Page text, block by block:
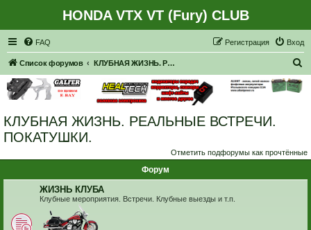
HONDA VTX VT (Fury) CLUB
FAQ Вход
Регистрация
Список форумов КЛУБНАЯ ЖИЗНЬ. РЕАЛЬНЫЕ ВСТРЕЧИ. ПОКАТУШКИ.
КЛУБНАЯ ЖИЗНЬ. РЕАЛЬНЫЕ ВСТРЕЧИ.
ПОКАТУШКИ.
Отметить подфорумы как прочтённые
Форум
ЖИЗНЬ КЛУБА
Клубные мероприятия. Встречи. Клубные выезды и т.п.